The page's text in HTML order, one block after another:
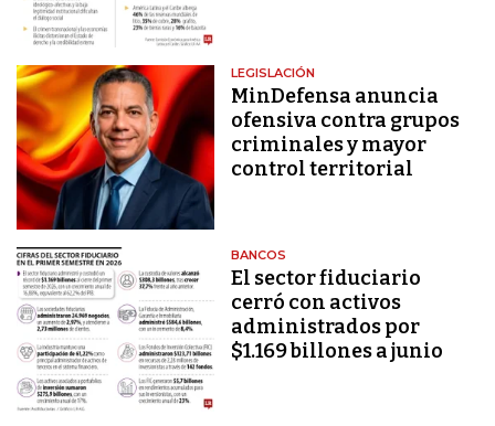
LEGISLACIÓN
MinDefensa anuncia
ofensiva contra grupos
criminales y mayor
control territorial
BANCOS
El sector fiduciario
cerró con activos
administrados por
$1.169 billones a junio